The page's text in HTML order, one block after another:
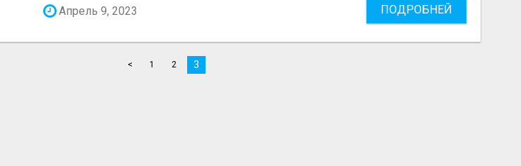
Апрель 9, 2023 ПОДРОБНЕЙ
< 1 2 3